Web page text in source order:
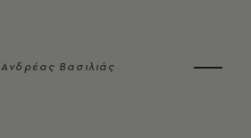
Ανδρέας Βασιλιάς